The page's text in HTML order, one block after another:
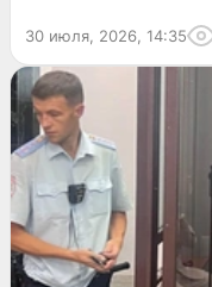
30 июля, 2026, 14:35